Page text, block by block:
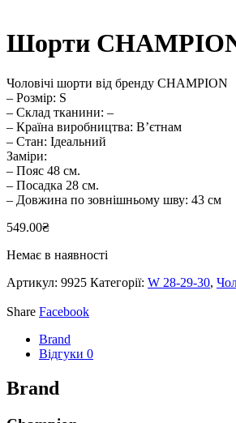
Шорти
Чоловічі шорти від бренду CHAMPION
– Розмір: S
– Склад тканини: –
– Країна виробництва: В’єтнам
– Стан: Ідеальний
Заміри:
– Пояс 48 см.
– Посадка 28 см.
– Довжина по зовнішньому шву: 43 см
549.00₴
Немає в наявності
Артикул: 9925 Категорії: W 28-29-30,
Share Facebook
Brand
Відгуки 0
Brand